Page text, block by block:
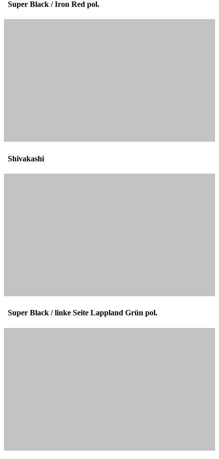
Super Black / Iron Red pol.
Shivakashi
Super Black / linke Seite Lappland Grün pol.